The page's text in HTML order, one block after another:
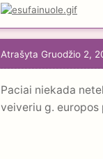
Atrašyta Gruodžio 2,
Paciai niekada
veiveriu g. europos